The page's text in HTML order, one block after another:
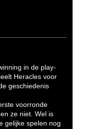
in de play-
Heracles voor
geschiedenis
voorronde
ze niet. Wel is
gelijke spelen nog